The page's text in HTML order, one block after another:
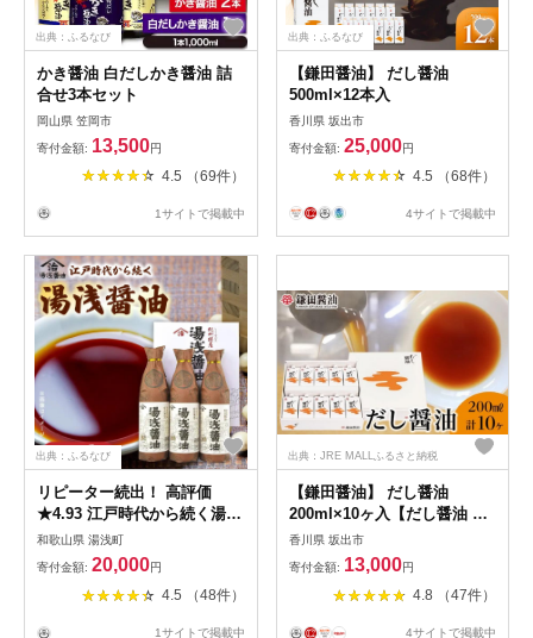
出典：ふるなび
かき醤油 白だしかき醤油 詰
合せ3本セット
岡山県 笠岡市
寄付金額: 13,500円
4.5 （69件）
1サイトで掲載中
出典：ふるなび
【鎌田醤油】 だし醤油
500ml×12本入
香川県 坂出市
寄付金額: 25,000円
4.5 （68件）
4サイトで掲載中
出典：ふるなび
リピーター続出！ 高評価
★4.93 江戸時代から続く湯浅
醤油900ml×3本_M6146
和歌山県 湯浅町
寄付金額: 20,000円
4.5 （48件）
1サイトで掲載中
出典：JRE MALLふるさと納税
【鎌田醤油】 だし醤油
200ml×10ヶ入【だし醤油 醤
油 人気 おすすめ 人気だし醤
油 出汁醤油 AE1026】
香川県 坂出市
寄付金額: 13,000円
4.8 （47件）
4サイトで掲載中